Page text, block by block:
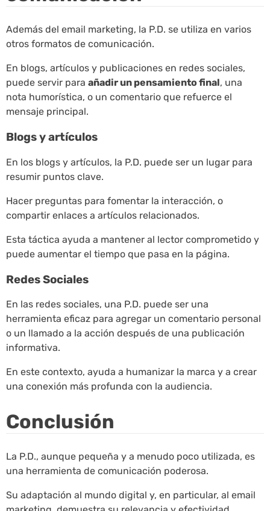
Además del email marketing, la P.D. se utiliza en varios
otros formatos de comunicación.
En blogs, artículos y publicaciones en redes sociales,
puede servir para añadir un pensamiento final, una
nota humorística, o un comentario que refuerce el
mensaje principal.
Blogs y artículos
En los blogs y artículos, la P.D. puede ser un lugar para
resumir puntos clave.
Hacer preguntas para fomentar la interacción, o
compartir enlaces a artículos relacionados.
Esta táctica ayuda a mantener al lector comprometido y
puede aumentar el tiempo que pasa en la página.
Redes Sociales
En las redes sociales, una P.D. puede ser una
herramienta eficaz para agregar un comentario personal
o un llamado a la acción después de una publicación
informativa.
En este contexto, ayuda a humanizar la marca y a crear
una conexión más profunda con la audiencia.
Conclusión
La P.D., aunque pequeña y a menudo poco utilizada, es
una herramienta de comunicación poderosa.
Su adaptación al mundo digital y, en particular, al email